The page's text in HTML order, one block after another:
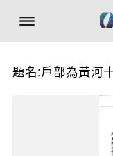
題名:戶部為黃河